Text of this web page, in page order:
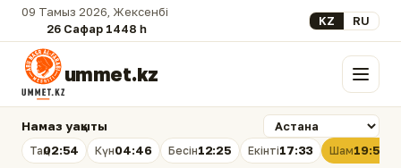
09 Тамыз 2026, Жексенбі
26 Сафар 1448 һ.
Select your
KZ RU
ummet.kz Мәзір
Намаз уақыты
Таң02:54 Күн04:46 Бесін12:25 Екінті17:33 Шам19:53